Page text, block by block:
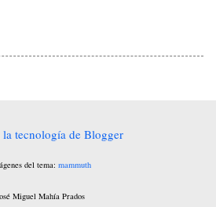
la tecnología de Blogger
del tema: mammuth
Miguel Mahía Prados